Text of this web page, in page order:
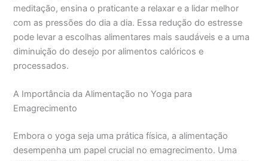
meditação, ensina o praticante a relaxar e a lidar melhor
com as pressões do dia a dia. Essa redução do estresse
pode levar a escolhas alimentares mais saudáveis e a uma
diminuição do desejo por alimentos calóricos e
processados.
A Importância da Alimentação no Yoga para
Emagrecimento
Embora o yoga seja uma prática física, a alimentação
desempenha um papel crucial no emagrecimento. Uma